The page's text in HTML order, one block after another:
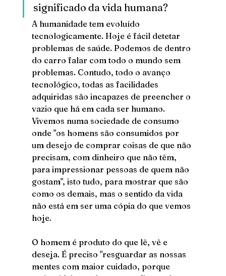
significado da vida humana?
A humanidade tem evoluído
tecnologicamente. Hoje é fácil detetar
problemas de saúde. Podemos de dentro
do carro falar com todo o mundo sem
problemas. Contudo, todo o avanço
tecnológico, todas as facilidades
adquiridas são incapazes de preencher o
vazio que há em cada ser humano.
Vivemos numa sociedade de consumo
onde "os homens são consumidos por
um desejo de comprar coisas de que não
precisam, com dinheiro que não têm,
para impressionar pessoas de quem não
gostam", isto tudo, para mostrar que são
como os demais, mas o sentido da vida
não está em ser uma cópia do que vemos
hoje.
O homem é produto do que lê, vê e
deseja. É preciso "resguardar as nossas
mentes com maior cuidado, porque